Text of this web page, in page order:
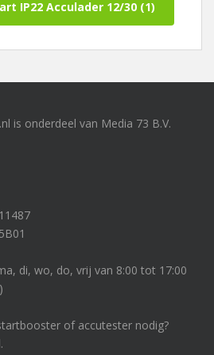
IP22 Acculader 12/30 (1)
is onderdeel van Media 73 B.V.
di, wo, do, vrij van 8:00 tot 17:00
of accutester nodig?
.